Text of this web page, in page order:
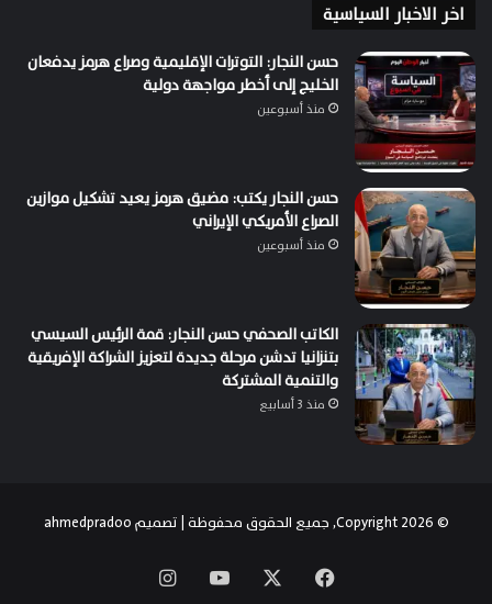
اخر الاخبار السياسية
حسن النجار: التوترات الإقليمية وصراع هرمز يدفعان
الخليج إلى أخطر مواجهة دولية
منذ أسبوعين
حسن النجار يكتب: مضيق هرمز يعيد تشكيل موازين
الصراع الأمريكي الإيراني
منذ أسبوعين
الكاتب الصحفي حسن النجار: قمة الرئيس السيسي
بتنزانيا تدشن مرحلة جديدة لتعزيز الشراكة الإفريقية
والتنمية المشتركة
منذ 3 أسابيع
© Copyright 2026, جميع الحقوق محفوظة | تصميم ahmedpradoo
فيسبوك ‫YouTube